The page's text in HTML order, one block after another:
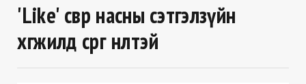
'Like' өсвөр насны сэтгэлзүйн
хөгжилд сөрөг нөлөөтэй